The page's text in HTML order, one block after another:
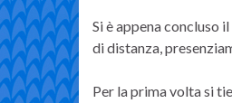
Si è appena concluso
di distanza,
Per la prima volta si